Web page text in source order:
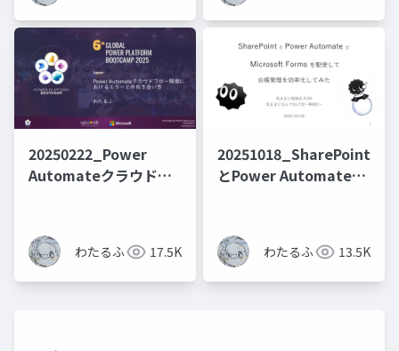
20250222_Power
Automateクラウドフ
わたるふ 17.5K
20251018_SharePoint
とPower Automateと
わたるふ 13.5K